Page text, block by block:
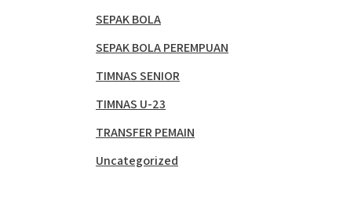
SEPAK BOLA
SEPAK BOLA PEREMPUAN
TIMNAS SENIOR
TIMNAS U-23
TRANSFER PEMAIN
Uncategorized